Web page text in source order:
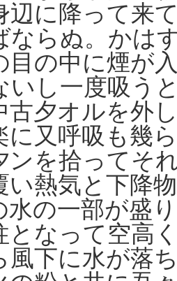
辺に降って来
ならぬ。かは
目の中に煙が
いし一度吸う
古夕オルを外
に又呼吸も幾
ンを拾ってそ
い熱気と下降
水の一部が盛
となって空高
風下に水が落